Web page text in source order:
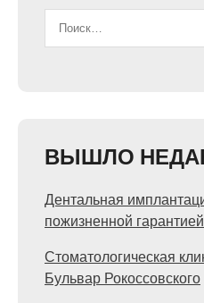
ВЫШЛО
Дентальная
пожизненной гарантией
Стоматологическая
Бульвар Рокоссовского